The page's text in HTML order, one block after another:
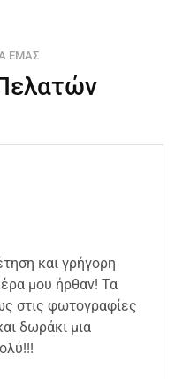
ΕΜΑΣ
και γρήγορη
μου ήρθαν! Τα
στις φωτογραφίες
δωράκι μια